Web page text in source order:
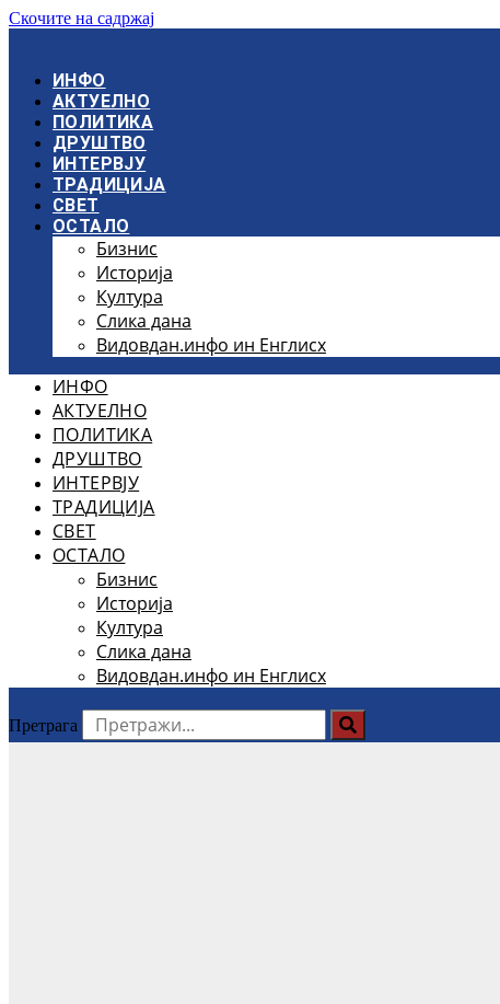
Скочите на садржај
ИНФО
АКТУЕЛНО
ПОЛИТИКА
ДРУШТВО
ИНТЕРВЈУ
ТРАДИЦИЈА
СВЕТ
ОСТАЛО
Бизнис
Историја
Култура
Слика дана
Видовдан.инфо ин Енглисх
ИНФО
АКТУЕЛНО
ПОЛИТИКА
ДРУШТВО
ИНТЕРВЈУ
ТРАДИЦИЈА
СВЕТ
ОСТАЛО
Бизнис
Историја
Култура
Слика дана
Видовдан.инфо ин Енглисх
Претрага